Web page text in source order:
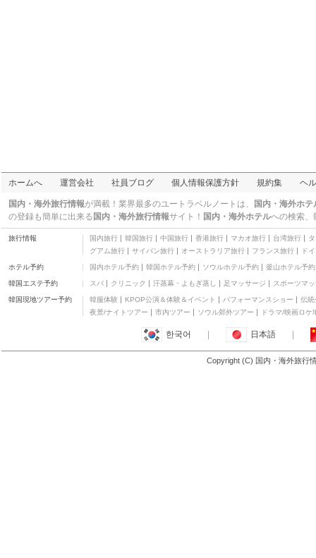
四つ星
オーチャード グランド
コート
三つ星
フェニックス ホテル シ
ンガポール
四つ星
シュープリーム ホテル
ホリデー イン パーク ビ
ュー
四つ星
ホテル グランドセント
フォート カニング ロッ
ホームへ 運営会社 社員ブログ 個人情報保護方針 規約集 ヘ
国内・海外旅行情報が満載！業界最多のユートラベルノートは、
国内・海外ホ
の登録も簡単に出来る 国内・海外旅行情報サイト！ 国内・海外ホテルへの検索、
旅行情報 国内旅行 韓国旅行 中国旅行 香港旅行 マカオ旅行 台湾旅行
グアム旅行
サイパン旅行 オーストラリア旅行 フランス旅行 ド
ホテル予約 国内ホテル予約 韓国ホテル予約 ソウルホテル予約 釜山ホテル予約
韓国エステ予約 スパ クリニック 汗蒸幕・よもぎ蒸し 足マッサージ スポーツマ
韓国現地ツアー予約 韓服体験 KPOP公演＆体験＆イベント パフォーマンスショー
伝統
夜景/ナイトツアー
市内ツアー ソウル郊外ツアー ドラマ/映画ロケ
한국어 日本語
Copyright (C) 国内・海外旅行